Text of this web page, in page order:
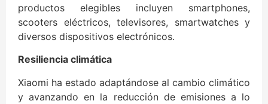
productos elegibles incluyen smartphones,
scooters eléctricos, televisores, smartwatches y
diversos dispositivos electrónicos.
Resiliencia climática
Xiaomi ha estado adaptándose al cambio climático
y avanzando en la reducción de emisiones a lo